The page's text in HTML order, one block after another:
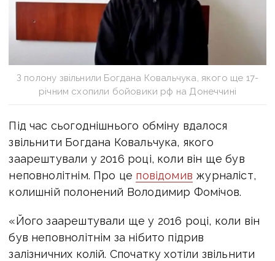
З полону звільнили Богдана Ковальчука, якого ще 17-
річним схопили бойовики рф на Донеччині
Під час сьогоднішнього обміну вдалося
звільнити Богдана Ковальчука, якого
заарештували у 2016 році, коли він ще був
неповнолітнім. Про це повідомив журналіст,
колишній полонений Володимир Фомічов.
«Його заарештували ще у 2016 році, коли він
був неповнолітнім за нібито підрив
залізничних колій. Спочатку хотіли звільнити